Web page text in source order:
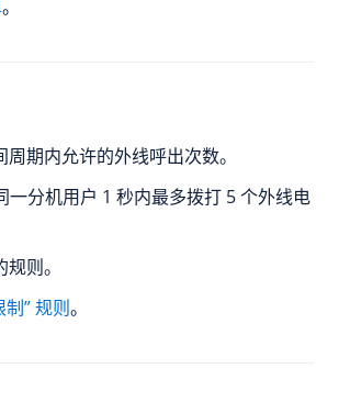
。
期内允许的外线呼出次数。
一分机用户 1 秒内最多拨打 5 个外线电
则。
” 规则。